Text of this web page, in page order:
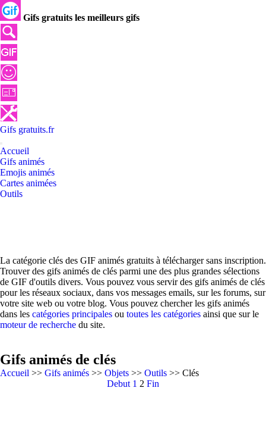
Gifs gratuits les meilleurs gifs
Gifs gratuits.fr
Accueil
Gifs animés
Emojis animés
Cartes animées
Outils
La catégorie clés des GIF animés gratuits à télécharger sans inscription.
Trouver des gifs animés de clés parmi une des plus grandes sélections
de GIF d'outils divers. Vous pouvez vous servir des gifs animés de clés
pour les réseaux sociaux, dans vos messages emails, sur les forums, sur
votre site web ou votre blog. Vous pouvez chercher les gifs animés
dans les catégories principales ou toutes les catégories ainsi que sur le
moteur de recherche du site.
Gifs animés de clés
Accueil >> Gifs animés >> Objets >> Outils >> Clés
Debut 1 2 Fin